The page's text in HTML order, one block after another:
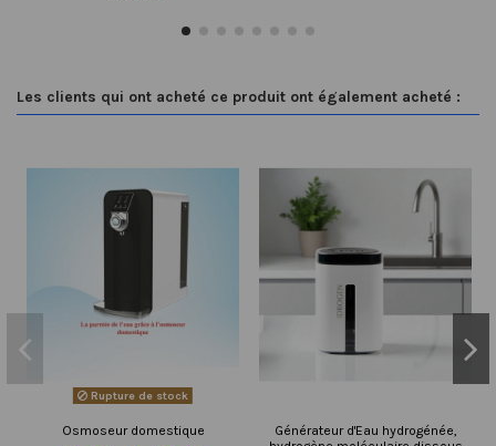
Les clients qui ont acheté ce produit ont également acheté :
Rupture de stock
Osmoseur domestique
Générateur d'Eau hydrogénée,